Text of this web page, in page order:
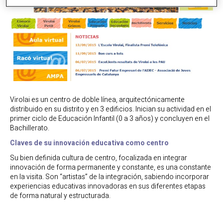
Virolai es un centro de doble línea, arquitectónicamente
distribuido en su distrito y en 3 edificios. Inician su actividad en el
primer ciclo de Educación Infantil (0 a 3 años) y concluyen en el
Bachillerato.
Claves de su innovación educativa como centro
Su bien definida cultura de centro, focalizada en integrar
innovación de forma permanente y constante, es una constante
en la visita. Son “artistas” de la integración, sabiendo incorporar
experiencias educativas innovadoras en sus diferentes etapas
de forma natural y estructurada.